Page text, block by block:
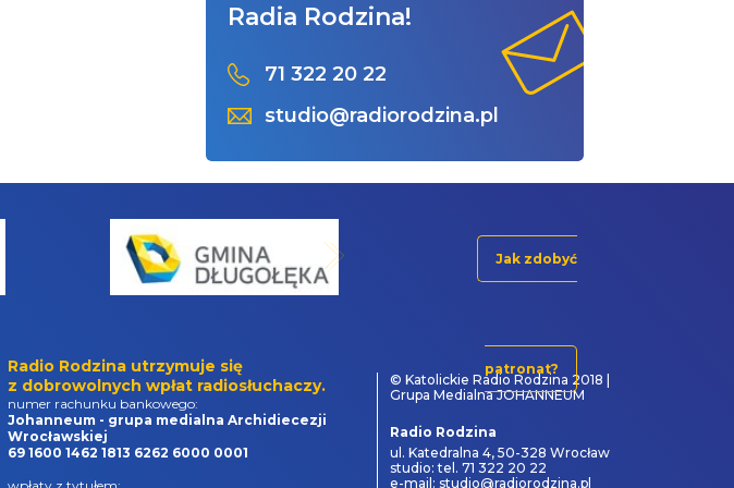
Radia Rodzina!
71 322 20 22
studio@radiorodzina.pl
Jak zdobyć
patronat?
Radio Rodzina utrzymuje się
z dobrowolnych wpłat radiosłuchaczy.
numer rachunku bankowego:
Johanneum - grupa medialna Archidiecezji
Wrocławskiej
69 1600 1462 1813 6262 6000 0001
© Katolickie Radio Rodzina 2018 |
Grupa Medialna JOHANNEUM
Radio Rodzina
ul. Katedralna 4, 50-328 Wrocław
studio: tel. 71 322 20 22
e-mail: studio@radiorodzina.pl